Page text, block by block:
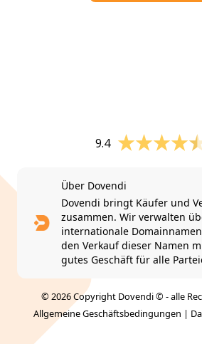
9.4
Über Dovendi
Dovendi bringt Käufer und
zusammen. Wir verwalten
internationale
den Verkauf dieser Namen
gutes Geschäft für alle
© 2026 Copyright Dovendi © - alle
Allgemeine Geschäftsbedingungen |